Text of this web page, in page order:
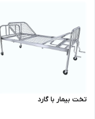
تخت بیمار با گارد